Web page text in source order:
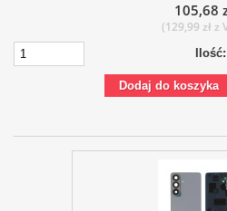
105,68
(129,99 zł z
Ilość:
Dodaj do koszyka